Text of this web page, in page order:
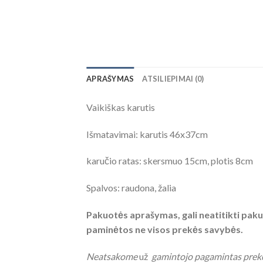
APRAŠYMAS ATSILIEPIMAI (0)
Vaikiškas karutis
Išmatavimai: karutis 46x37cm
karučio ratas: skersmuo 15cm, plotis 8cm
Spalvos: raudona, žalia
Pakuotės aprašymas, gali neatitikti
paminėtos ne visos prekės savybės.
Neatsakomeuž gamintojo pagamintas